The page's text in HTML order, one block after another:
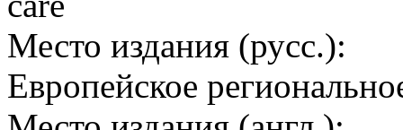
Место издания (русс.):
Европейское